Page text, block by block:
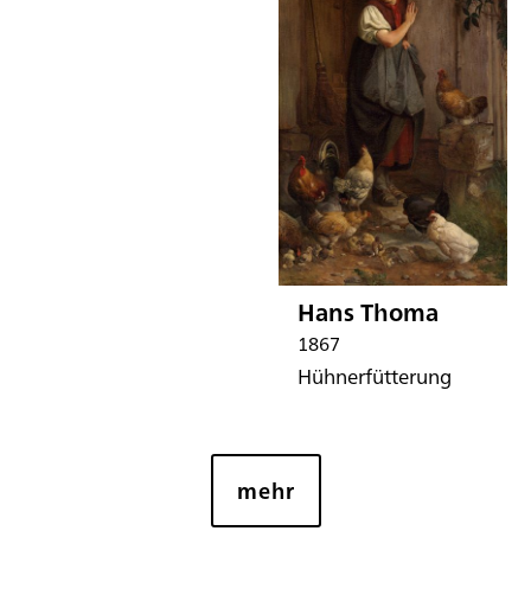
Hans Thoma
1867
Hühnerfütterung
mehr